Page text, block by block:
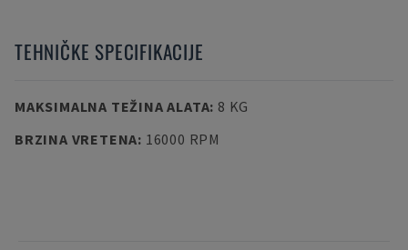
TEHNIČKE SPECIFIKACIJE
MAKSIMALNA TEŽINA ALATA: 8 KG
BRZINA VRETENA: 16000 RPM